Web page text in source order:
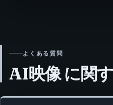
よくある質問
AI映像 に関